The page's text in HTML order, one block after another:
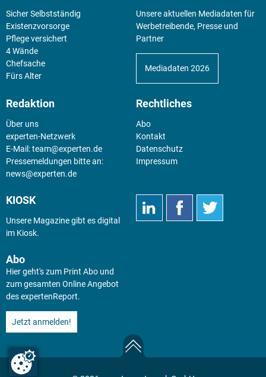
Sicher Selbstständig
Existenz­vorsorge
Pflege versichert
4 Wände
Chefsache
Fürs Alter
Unsere aktuellen Mediadaten für
Werbetreibende, Presse und
Partner
Mediadaten 2026
Redaktion
Über uns
experten-Netzwerk
E-Mail:team@experten.de
Pressemeldungen bitte an:
news@experten.de
Rechtliches
Abo
Kontakt
Datenschutz
Impressum
KIOSK
Unsere Magazine gibt es digital
im Kiosk.
Abo
Hier geht's zum Print Abo und
zum gesamten Online Angebot
des expertenReport.
Jetzt anmelden!